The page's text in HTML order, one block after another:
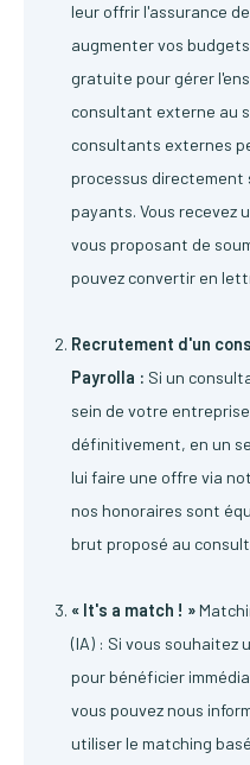
leur offrir l'assurance
augmenter vos
gratuite pour gérer
consultant externe au
consultants externes
processus directement
payants. Vous recevez
vous proposant de
pouvez convertir en
Recrutement d'un
Payrolla : Si un
sein de votre
définitivement, en un
lui faire une offre via
nos honoraires sont
brut proposé au
« It's a match ! »
(IA) : Si vous souhaitez
pour bénéficier
vous pouvez nous
utiliser le matching